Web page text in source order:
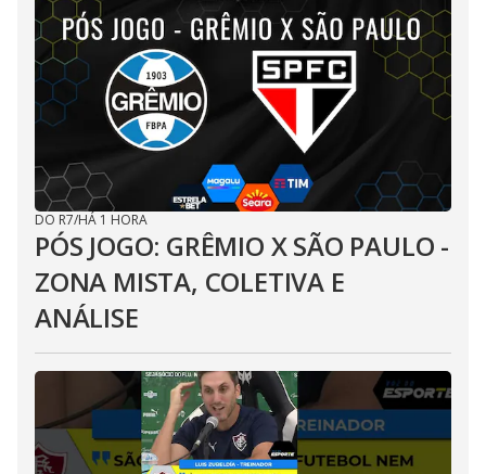
DO R7/HÁ 1 HORA
PÓS JOGO: GRÊMIO X SÃO PAULO -
ZONA MISTA, COLETIVA E
ANÁLISE